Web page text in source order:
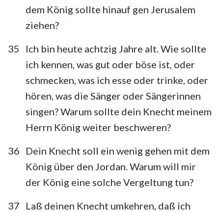
dem König sollte hinauf gen Jerusalem
ziehen?
35
Ich bin heute achtzig Jahre alt. Wie sollte
ich kennen, was gut oder böse ist, oder
schmecken, was ich esse oder trinke, oder
hören, was die Sänger oder Sängerinnen
singen? Warum sollte dein Knecht meinem
Herrn König weiter beschweren?
36
Dein Knecht soll ein wenig gehen mit dem
König über den Jordan. Warum will mir
der König eine solche Vergeltung tun?
37
Laß deinen Knecht umkehren, daß ich